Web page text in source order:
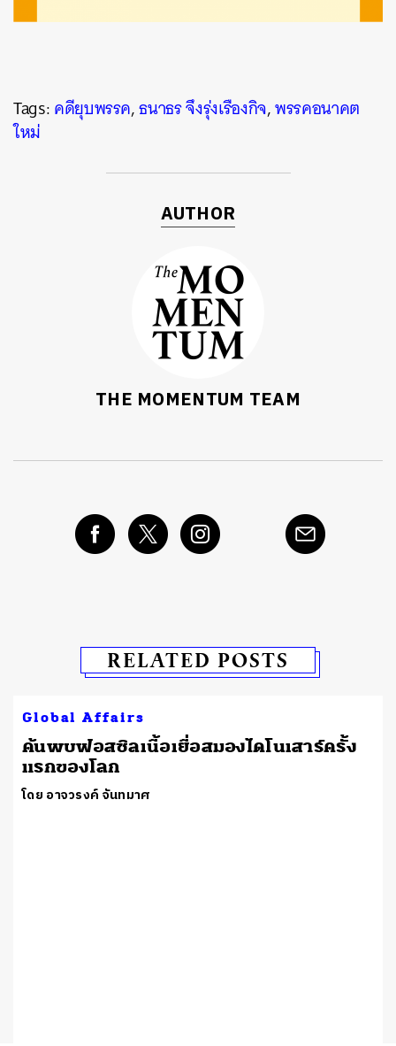
Tags:คดียุบพรรค,ธนาธร จึงรุ่งเรืองกิจ,พรรคอนาคต
ใหม่
AUTHOR
THE MOMENTUM TEAM
RELATED POSTS
Global Affairs
ค้นพบฟอสซิลเนื้อเยื่อสมองไดโนเสาร์ครั้ง
แรกของโลก
โดย อาจวรงค์ จันทมาศ